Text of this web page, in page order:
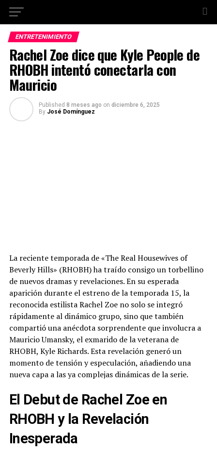
ENTRETENIMIENTO
Rachel Zoe dice que Kyle People de
RHOBH intentó conectarla con
Mauricio
Published 8 meses ago on diciembre 6, 2025
By José Domínguez
La reciente temporada de «The Real Housewives of
Beverly Hills» (RHOBH) ha traído consigo un torbellino
de nuevos dramas y revelaciones. En su esperada
aparición durante el estreno de la temporada 15, la
reconocida estilista Rachel Zoe no solo se integró
rápidamente al dinámico grupo, sino que también
compartió una anécdota sorprendente que involucra a
Mauricio Umansky, el exmarido de la veterana de
RHOBH, Kyle Richards. Esta revelación generó un
momento de tensión y especulación, añadiendo una
nueva capa a las ya complejas dinámicas de la serie.
El Debut de Rachel Zoe en
RHOBH y la Revelación
Inesperada